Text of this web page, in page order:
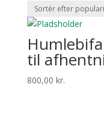
til
800,00 kr.